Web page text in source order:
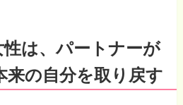
性は、パートナーが
来の自分を取り戻す